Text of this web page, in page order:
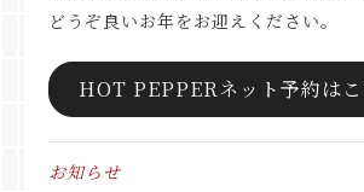
どうぞ良いお年をお迎えください。
HOT PEPPERネット予約は
お知らせ